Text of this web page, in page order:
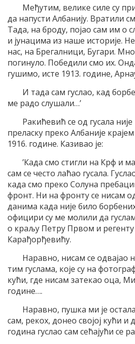
Међутим, велике силе су
да напусти Албанију. Вратили
Тада, на броду, појао сам им о
и јунацима из наше историје.
нас, на Брегалници, Бугари.
погинуло. Победили смо их.
гушимо, исте 1913. године,
И тада сам гуслао, кад
ме радо слушали…’
Ракићевић се од гусала
преласку преко Албаније
1916. године. Казивао је:
’Када смо стигли на Крф и
сам се често лаћао гусала.
када смо преко Солуна
фронт. Ни на фронту се нисам
данима када није било
официри су ме молили да
о краљу Петру Првом и регенту
Карађорђевићу.
Наравно, нисам се одвајао
тим гуслама, које су на
кући, где нисам затекао оца,
године….
Наравно, пушка ми је
сам, рекох, донео својој кући и
година гуслао сам сећајући се